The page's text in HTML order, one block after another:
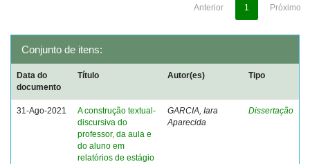
Anterior 1 Próximo
Conjunto de itens:
Data do
documento
Título Autor(es) Tipo
31-Ago-2021
A construção textual-
discursiva do
professor, da aula e
do aluno em
relatórios de estágio
GARCIA, Iara
Aparecida
Dissertação